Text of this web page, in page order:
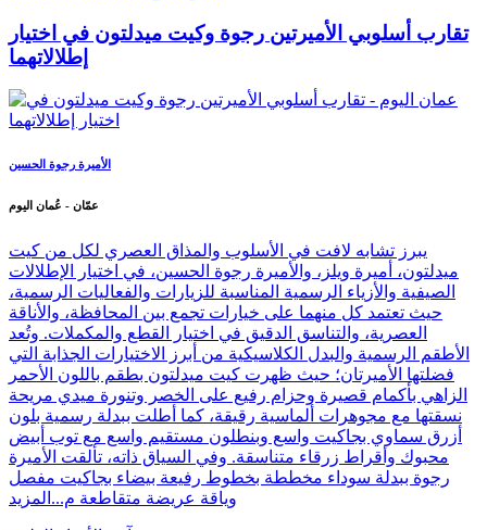
تقارب أسلوبي الأميرتين رجوة وكيت ميدلتون في اختيار
إطلالاتهما
الأميرة رجوة الحسين
عمّان - عُمان اليوم
يبرز تشابه لافت في الأسلوب والمذاق العصري لكل من كيت
ميدلتون، أميرة ويلز، والأميرة رجوة الحسين، في اختيار الإطلالات
الصيفية والأزياء الرسمية المناسبة للزيارات والفعاليات الرسمية،
حيث تعتمد كل منهما على خيارات تجمع بين المحافظة، والأناقة
العصرية، والتناسق الدقيق في اختيار القطع والمكملات. وتُعد
الأطقم الرسمية والبدل الكلاسيكية من أبرز الاختيارات الجذابة التي
فضلتها الأميرتان؛ حيث ظهرت كيت ميدلتون بطقم باللون الأحمر
الزاهي بأكمام قصيرة وحزام رفيع على الخصر وتنورة ميدي مريحة
نسقتها مع مجوهرات ألماسية رقيقة، كما أطلت ببدلة رسمية بلون
أزرق سماوي بجاكيت واسع وبنطلون مستقيم واسع مع توب أبيض
محبوك وأقراط زرقاء متناسقة. وفي السياق ذاته، تألقت الأميرة
رجوة ببدلة سوداء مخططة بخطوط رفيعة بيضاء بجاكيت مفصل
وياقة عريضة متقاطعة م... المزيد